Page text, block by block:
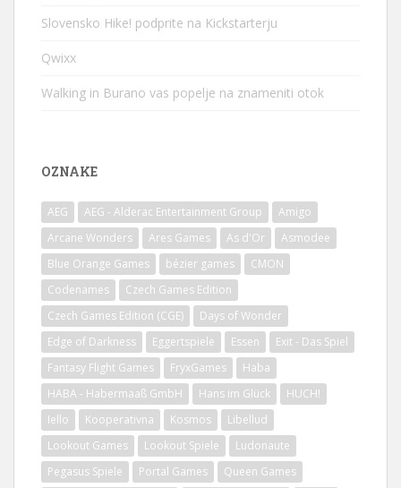
Slovensko Hike! podprite na Kickstarterju
Qwixx
Walking in Burano vas popelje na znameniti otok
OZNAKE
AEG AEG - Alderac Entertainment Group
Amigo
Arcane Wonders
Ares Games As d'Or
Asmodee
Blue Orange Games
bézier games
CMON
Codenames
Czech Games Edition
Czech Games Edition (CGE)
Days of Wonder
Edge of Darkness
Eggertspiele Essen
Exit - Das Spiel
Fantasy Flight Games
FryxGames
Haba
HABA - Habermaaß GmbH
Hans im Glück
HUCH!
Iello
Kooperativna Kosmos
Libellud
Lookout Games
Lookout Spiele
Ludonaute
Pegasus Spiele
Portal Games Queen Games